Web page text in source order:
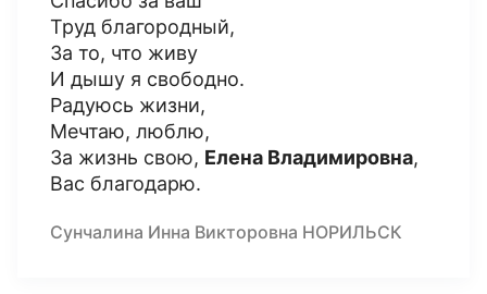
Труд благородный,
За то, что живу
И дышу я свободно.
Радуюсь жизни,
Мечтаю, люблю,
За жизнь свою, Елена Владимировна,
Вас благодарю.
Сунчалина Инна Викторовна НОРИЛЬСК